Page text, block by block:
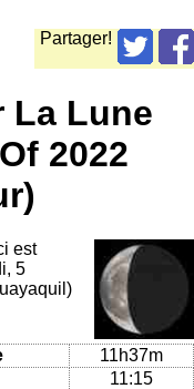
Partager!
La Lune
2022
est
5
11h37m
11:15